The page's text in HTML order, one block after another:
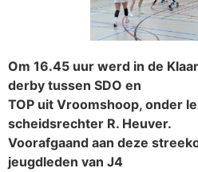
Om 16.45 uur werd in de
derby tussen SDO en
TOP uit Vroomshoop, onder
scheidsrechter R. Heuver.
Voorafgaand aan deze
jeugdleden van J4